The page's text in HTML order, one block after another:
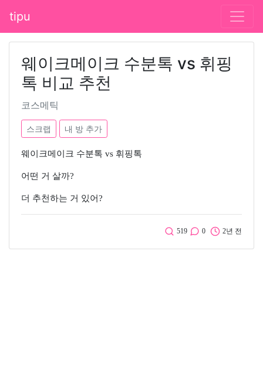
tipu
웨이크메이크 수분톡 vs 휘핑
톡 비교 추천
코스메틱
스크랩 내 방 추가
웨이크메이크 수분톡 vs 휘핑톡
어떤 거 살까?
더 추천하는 거 있어?
519 0 2년 전